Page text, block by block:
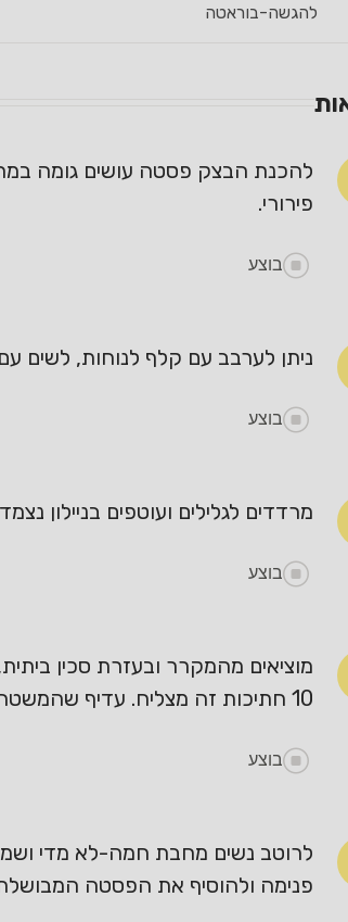
להגשה-בוראטה
להכנת הבצק פסטה עושים גומה
פירורי.
בוצע
ניתן לערבב עם קלף לנוחות, לשים
בוצע
מרדדים לגלילים ועוטפים בניילון נצמד
בוצע
מוציאים מהמקרר ובעזרת סכין
10 חתיכות זה מצליח. עדיף שהמשטח יהיה מחוספס ולא חלק. מניחים את הפסטה על מגבת עם מעט קמח כדי לייבש טיפה.
בוצע
לרוטב נשים מחבת חמה-לא מדי ושמן
פנימה ולהוסיף את הפסטה